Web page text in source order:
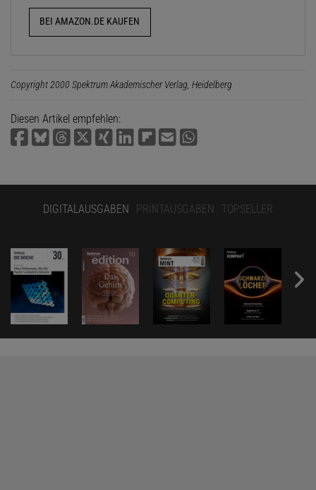
BEI AMAZON.DE KAUFEN
Copyright 2000 Spektrum Akademischer Verlag, Heidelberg
Diesen Artikel empfehlen:
DIGITALAUSGABEN PRINTAUSGABEN TOPSELLER